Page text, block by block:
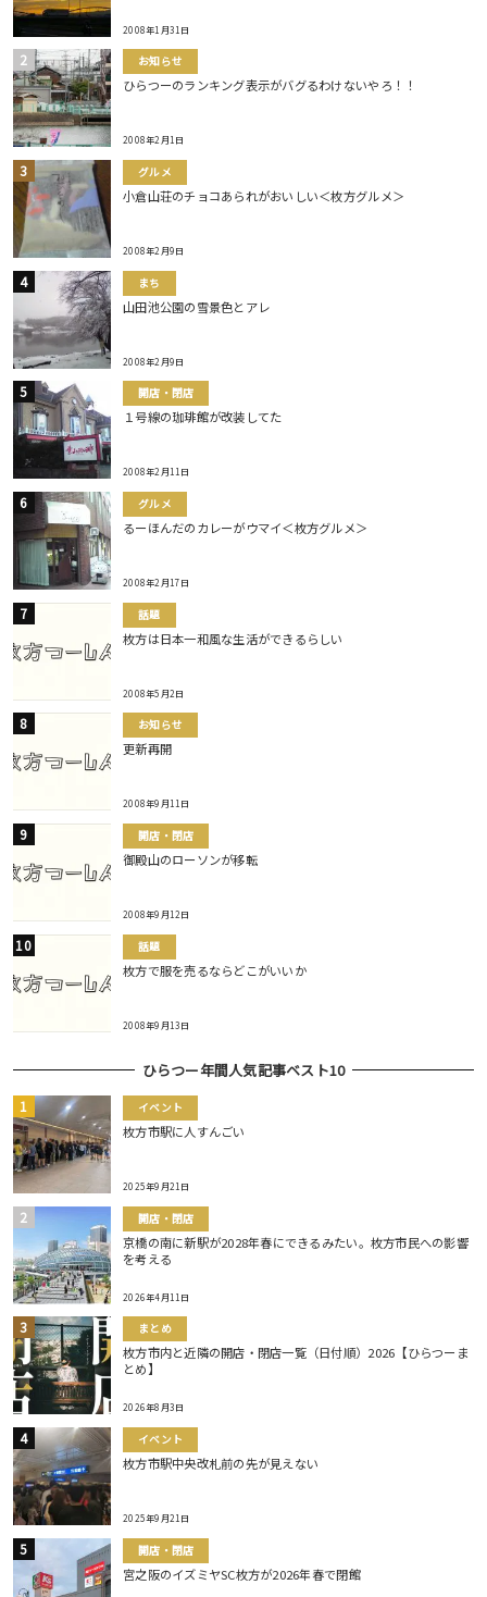
2008年1月31日
お知らせ
ひらつーのランキング表示がバグるわけないやろ！！
2008年2月1日
グルメ
小倉山荘のチョコあられがおいしい＜枚方グルメ＞
2008年2月9日
まち
山田池公園の雪景色とアレ
2008年2月9日
開店・閉店
１号線の珈琲館が改装してた
2008年2月11日
グルメ
るーほんだのカレーがウマイ＜枚方グルメ＞
2008年2月17日
話題
枚方は日本一和風な生活ができるらしい
2008年5月2日
お知らせ
更新再開
2008年9月11日
開店・閉店
御殿山のローソンが移転
2008年9月12日
話題
枚方で服を売るならどこがいいか
2008年9月13日
ひらつー年間人気記事ベスト10
イベント
枚方市駅に人すんごい
2025年9月21日
開店・閉店
京橋の南に新駅が2028年春にできるみたい。枚方市民への影響
を考える
2026年4月11日
まとめ
枚方市内と近隣の開店・閉店一覧（日付順）2026【ひらつーま
とめ】
2026年8月3日
イベント
枚方市駅中央改札前の先が見えない
2025年9月21日
開店・閉店
宮之阪のイズミヤSC枚方が2026年春で閉館